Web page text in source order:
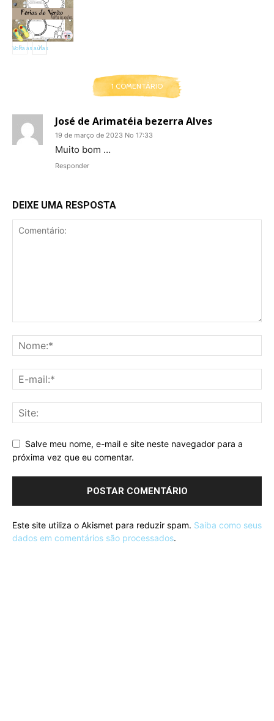
Volta as aulas
1 COMENTÁRIO
José de Arimatéia bezerra Alves
19 de março de 2023 No 17:33
Muito bom …
Responder
DEIXE UMA RESPOSTA
Salve meu nome, e-mail e site neste navegador para a
próxima vez que eu comentar.
Este site utiliza o Akismet para reduzir spam. Saiba como seus
dados em comentários são processados.